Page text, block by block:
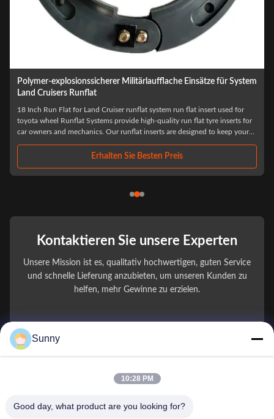
Handels-LKW-Laufflache Reifen-Einsatz Runflat-Systeme für
LKW-Rad
Excellent Quality Standards Run-Flat Insert Commercial Passenger Truck
Wheel For 14 15 16 17 18 19 20 21 22 INCH TRUCK WHEEL Resisting an
attack on your vehicle is clearly absolutely key, however, escaping the area
Erhalten Sie Besten Preis
Kontaktieren Sie unsere Experten
Unsere Mission ist es, qualitativ hochwertigen, guten Service
und schnelle Lieferung anzubieten, um unseren Kunden zu
helfen, mehr Gewinne zu erzielen.
Telefonnummer
Sunny
10:28 PM
Good day, what product are you looking for?